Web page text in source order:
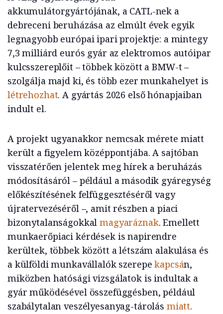
akkumulátorgyártójának, a CATL-nek a
debreceni beruházása az elmúlt évek egyik
legnagyobb európai ipari projektje: a mintegy
7,3 milliárd eurós gyár az elektromos autóipar
kulcsszereplőit – többek között a BMW-t –
szolgálja majd ki, és több ezer munkahelyet is
létrehozhat. A gyártás 2026 első hónapjaiban
indult el.
A projekt ugyanakkor nemcsak mérete miatt
került a figyelem középpontjába. A sajtóban
visszatérően jelentek meg hírek a beruházás
módosításáról – például a második gyáregység
előkészítésének felfüggesztéséről vagy
újratervezéséről –, amit részben a piaci
bizonytalanságokkalmagyaráznak. Emellett
munkaerőpiaci kérdések is napirendre
kerültek, többek között a létszám alakulása és
a külföldi munkavállalók szerepekapcsán,
miközben hatósági vizsgálatok is indultak a
gyár működésével összefüggésben, például
szabálytalan veszélyesanyag-tárolás miatt.